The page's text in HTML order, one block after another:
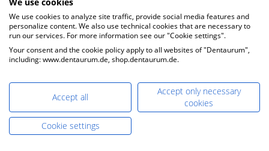
en nuestro centro de descargas.
We use cookies to analyze site traffic, provide social media features and
personalize content. We also use technical cookies that are necessary to
run our services. For more information see our "Cookie settings".
Your consent and the cookie policy apply to all websites of "Dentaurum",
including: www.dentaurum.de, shop.dentaurum.de.
Accept all
Accept only necessary
cookies
Cookie settings